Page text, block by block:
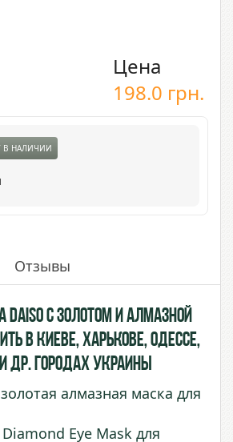
Цена
198.0 грн.
В НАЛИЧИИ
Отзывы
Daiso с Золотом и Алмазной
в Киеве, Харькове, Одессе,
др. городах Украины
алмазная маска для
Eye Mask для